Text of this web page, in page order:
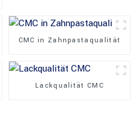
CMC in Zahnpastaqualität
Lackqualität CMC